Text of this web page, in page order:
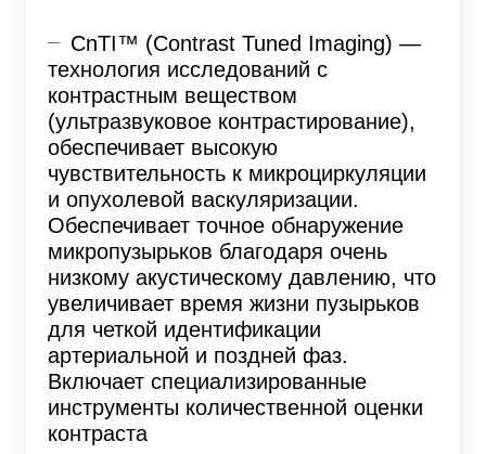
CnTI™ (Contrast Tuned Imaging) —
технология исследований с
контрастным веществом
(ультразвуковое контрастирование),
обеспечивает высокую
чувствительность к микроциркуляции
и опухолевой васкуляризации.
Обеспечивает точное обнаружение
микропузырьков благодаря очень
низкому акустическому давлению, что
увеличивает время жизни пузырьков
для четкой идентификации
артериальной и поздней фаз.
Включает специализированные
инструменты количественной оценки
контраста